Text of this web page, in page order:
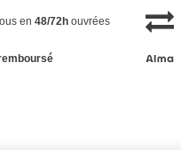
en48/72h ouvrées